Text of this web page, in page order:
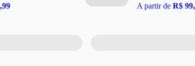
A partir deR$